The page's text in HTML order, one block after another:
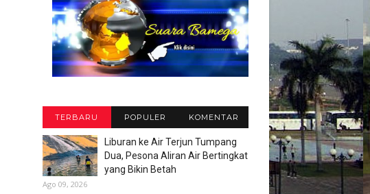
TERBARU POPULER KOMENTAR
Liburan ke Air Terjun Tumpang
Dua, Pesona Aliran Air Bertingkat
yang Bikin Betah
Ago 09, 2026